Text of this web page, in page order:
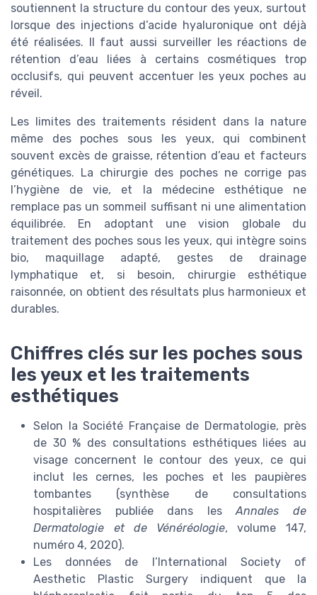
soutiennent la structure du contour des yeux, surtout
lorsque des injections d’acide hyaluronique ont déjà
été réalisées. Il faut aussi surveiller les réactions de
rétention d’eau liées à certains cosmétiques trop
occlusifs, qui peuvent accentuer les yeux poches au
réveil.
Les limites des traitements résident dans la nature
même des poches sous les yeux, qui combinent
souvent excès de graisse, rétention d’eau et facteurs
génétiques. La chirurgie des poches ne corrige pas
l’hygiène de vie, et la médecine esthétique ne
remplace pas un sommeil suffisant ni une alimentation
équilibrée. En adoptant une vision globale du
traitement des poches sous les yeux, qui intègre soins
bio, maquillage adapté, gestes de drainage
lymphatique et, si besoin, chirurgie esthétique
raisonnée, on obtient des résultats plus harmonieux et
durables.
Chiffres clés sur les poches sous
les yeux et les traitements
esthétiques
Selon la Société Française de Dermatologie, près
de 30 % des consultations esthétiques liées au
visage concernent le contour des yeux, ce qui
inclut les cernes, les poches et les paupières
tombantes (synthèse de consultations
hospitalières publiée dans lesAnnales de
Dermatologie et de Vénéréologie, volume 147,
numéro 4, 2020).
Les données de l’International Society of
Aesthetic Plastic Surgery indiquent que la